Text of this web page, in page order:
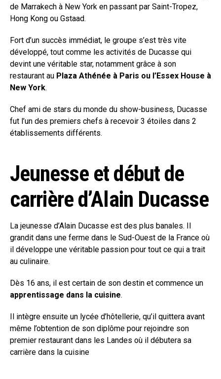
de Marrakech à New York en passant par Saint-Tropez,
Hong Kong ou Gstaad.
Fort d’un succès immédiat, le groupe s’est très vite
développé, tout comme les activités de Ducasse qui
devint une véritable star, notamment grâce à son
restaurant au Plaza Athénée à Paris ou l’Essex House à
New York.
Chef ami de stars du monde du show-business, Ducasse
fut l’un des premiers chefs à recevoir 3 étoiles dans 2
établissements différents.
Jeunesse et début de
carrière d’Alain Ducasse
La jeunesse d’Alain Ducasse est des plus banales. Il
grandit dans une ferme dans le Sud-Ouest de la France où
il développe une véritable passion pour tout ce qui a trait
au culinaire.
Dès 16 ans, il est certain de son destin et commence un
apprentissage dans la cuisine.
Il intègre ensuite un lycée d’hôtellerie, qu’il quittera avant
même l’obtention de son diplôme pour rejoindre son
premier restaurant dans les Landes où il débutera sa
carrière dans la cuisine